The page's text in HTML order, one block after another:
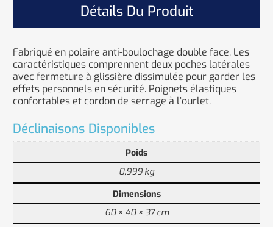
Détails Du Produit
Fabriqué en polaire anti-boulochage double face. Les
caractéristiques comprennent deux poches latérales
avec fermeture à glissière dissimulée pour garder les
effets personnels en sécurité. Poignets élastiques
confortables et cordon de serrage à l’ourlet.
Déclinaisons Disponibles
Poids
0,999 kg
Dimensions
60 × 40 × 37 cm